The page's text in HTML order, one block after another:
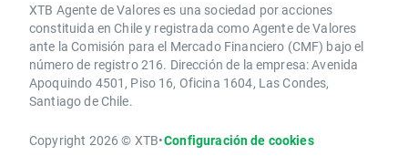
XTB Agente de Valores es una sociedad por acciones
constituida en Chile y registrada como Agente de Valores
ante la Comisión para el Mercado Financiero (CMF) bajo el
número de registro 216. Dirección de la empresa: Avenida
Apoquindo 4501, Piso 16, Oficina 1604, Las Condes,
Santiago de Chile.
Copyright 2026 © XTB•Configuración de cookies